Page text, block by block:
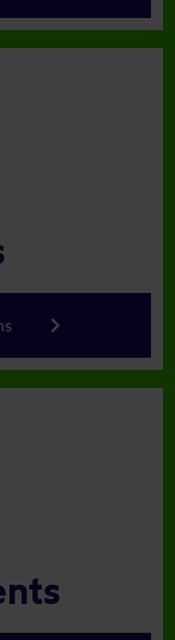
keyboard_arrow_right